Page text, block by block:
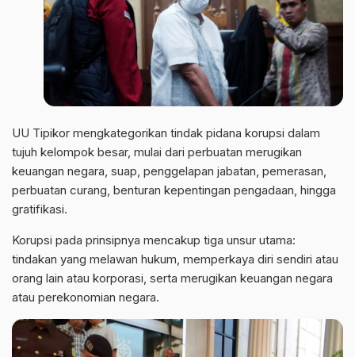
UU Tipikor mengkategorikan tindak pidana korupsi dalam
tujuh kelompok besar, mulai dari perbuatan merugikan
keuangan negara, suap, penggelapan jabatan, pemerasan,
perbuatan curang, benturan kepentingan pengadaan, hingga
gratifikasi.
Korupsi pada prinsipnya mencakup tiga unsur utama:
tindakan yang melawan hukum, memperkaya diri sendiri atau
orang lain atau korporasi, serta merugikan keuangan negara
atau perekonomian negara.